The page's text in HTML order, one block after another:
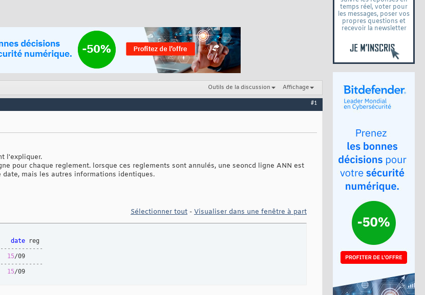
temps réel, voter pour
les messages, poser vos
propres questions et
recevoir la newsletter
Outils de la discussion Affichage
#1
l'expliquer.
pour chaque reglement. lorsque ces reglements sont annulés, une seoncd ligne ANN est
mais les autres informations identiques.
Sélectionner tout - Visualiser dans une fenêtre à part
| date
15
15/09